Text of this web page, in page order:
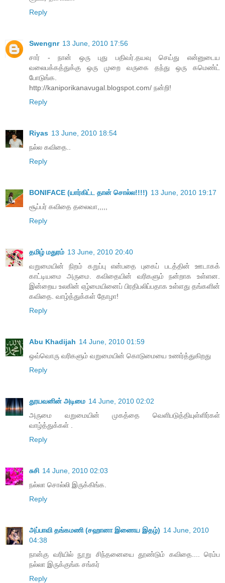
Reply
Swengnr 13 June, 2010 17:56
சார் - நான் ஒரு புது பதிவர்.தயவு செய்து என்னுடைய
வலைபக்கத்துக்கு ஒரு முறை வருகை தந்து ஒரு கமெண்ட்
போடுங்க.
http://kaniporikanavugal.blogspot.com/ நன்றி!
Reply
Riyas 13 June, 2010 18:54
நல்ல கவிதை..
Reply
BONIFACE (யார்கிட்ட தான் சொல்ல!!!!) 13 June, 2010 19:17
சூப்பர் கவிதை தலைவா,,,,,
Reply
தமிழ் மதுரம் 13 June, 2010 20:40
வறுமையின் நிறம் கறுப்பு என்பதை புகைப் படத்தின் ஊடாகக்
காட்டியமை அருமை. கவிதையின் வரிகளும் நன்றாக உள்ளன.
இன்றைய உலகின் ஏழ்மையினைப் பிரதிபலிப்பதாக உள்ளது தங்களின்
கவிதை. வாழ்த்துக்கள் தோழா!
Reply
Abu Khadijah 14 June, 2010 01:59
ஒவ்வொரு வரிகளும் வறுமையின் கொடுமையை உணர்த்துகிறது
Reply
தூயவனின் அடிமை 14 June, 2010 02:02
அருமை வறுமையின் முகத்தை வெளிபடுத்தியுள்ளிர்கள்
வாழ்த்துக்கள் .
Reply
சுசி 14 June, 2010 02:03
நல்லா சொல்லி இருக்கிங்க.
Reply
அப்பாவி தங்கமணி (சஹானா இணைய இதழ்) 14 June, 2010
04:38
நான்கு வரியில் நூறு சிந்தனையை தூண்டும் கவிதை.... ரெம்ப
நல்லா இருக்குங்க சங்கர்
Reply